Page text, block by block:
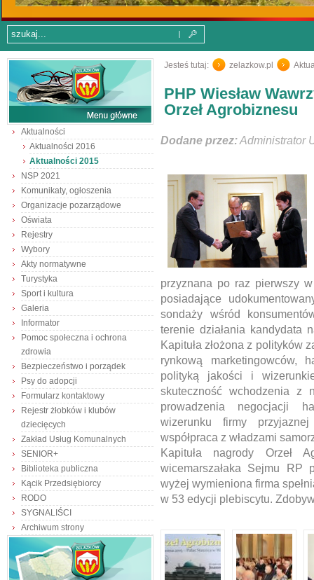
Aktualności
Aktualności 2016
Aktualności 2015
NSP 2021
Komunikaty, ogłoszenia
Organizacje pozarządowe
Oświata
Rejestry
Wybory
Akty normatywne
Turystyka
Sport i kultura
Galeria
Informator
Pomoc społeczna i ochrona
zdrowia
Bezpieczeństwo i porządek
Psy do adopcji
Formularz kontaktowy
Rejestr żłobków i klubów
dziecięcych
Zakład Usług Komunalnych
SENIOR+
Biblioteka publiczna
Kącik Przedsiębiorcy
RODO
SYGNALIŚCI
Archiwum strony
Jesteś tutaj: zelazkow.pl
PHP Wiesław
Orzeł Agrobiznesu
Dodane przez:Administrator
przyznana po raz pierwszy
posiadające
sondaży wśród
terenie działania kandydata
Kapituła złożona z polityków
rynkową marketingowców,
polityką jakości i
skuteczność wchodzenia z
prowadzenia negocjacji
wizerunku firmy
współpraca z władzami
Kapituła nagrody Orzeł
wicemarszałaka Sejmu RP
wyżej wymieniona firma
w 53 edycji plebiscytu.